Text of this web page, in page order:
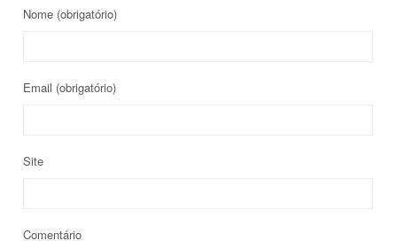
Nome (obrigatório)
Email (obrigatório)
Site
Comentário